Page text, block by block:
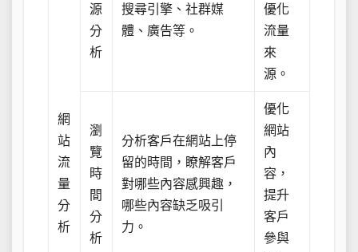
網
站
流
量
分
析
源
分
析
搜尋引擎、社群媒
體、廣告等。
優化
流量
來
源。
瀏
覽
時
間
分
析
分析客戶在網站上停
留的時間，瞭解客戶
對哪些內容感興趣，
哪些內容缺乏吸引
力。
優化
網站
內
容，
提升
客戶
參與